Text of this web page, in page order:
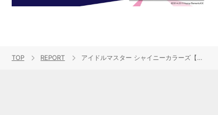
TOP REPORT アイドルマスター シャイニーカラーズ【イルミネーションスターズ・コメティック】、ASCA、asmi、内田雄馬、JUNNA、SennaRin、FictionJunction、Myuk、UniteUp!の9組が競演！“リスアニ！LIVE 2024”SATURDAY STAGE 速報レポート